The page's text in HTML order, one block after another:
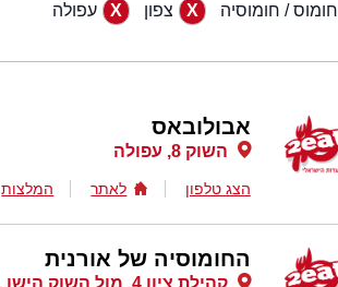
חומוס / חומוסיה
צפון עפולה
אבולובאס
השוק 8, עפולה
הצג טלפון לאתר המלצות
החומוסיה של אורנית
קהילת ציון 4, מול השוק הישן , עפולה